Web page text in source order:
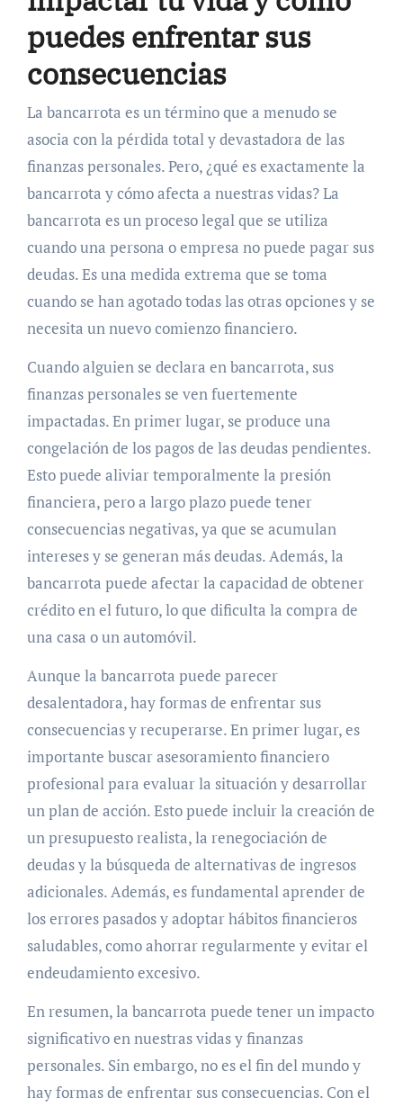
puedes enfrentar sus
consecuencias
La bancarrota es un término que a menudo se
asocia con la pérdida total y devastadora de las
finanzas personales. Pero, ¿qué es exactamente la
bancarrota y cómo afecta a nuestras vidas? La
bancarrota es un proceso legal que se utiliza
cuando una persona o empresa no puede pagar sus
deudas. Es una medida extrema que se toma
cuando se han agotado todas las otras opciones y se
necesita un nuevo comienzo financiero.
Cuando alguien se declara en bancarrota, sus
finanzas personales se ven fuertemente
impactadas. En primer lugar, se produce una
congelación de los pagos de las deudas pendientes.
Esto puede aliviar temporalmente la presión
financiera, pero a largo plazo puede tener
consecuencias negativas, ya que se acumulan
intereses y se generan más deudas. Además, la
bancarrota puede afectar la capacidad de obtener
crédito en el futuro, lo que dificulta la compra de
una casa o un automóvil.
Aunque la bancarrota puede parecer
desalentadora, hay formas de enfrentar sus
consecuencias y recuperarse. En primer lugar, es
importante buscar asesoramiento financiero
profesional para evaluar la situación y desarrollar
un plan de acción. Esto puede incluir la creación de
un presupuesto realista, la renegociación de
deudas y la búsqueda de alternativas de ingresos
adicionales. Además, es fundamental aprender de
los errores pasados y adoptar hábitos financieros
saludables, como ahorrar regularmente y evitar el
endeudamiento excesivo.
En resumen, la bancarrota puede tener un impacto
significativo en nuestras vidas y finanzas
personales. Sin embargo, no es el fin del mundo y
hay formas de enfrentar sus consecuencias. Con el